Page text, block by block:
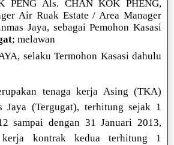
PENG Als. CHAN KOK PHENG,
Air Ruak Estate / Area Manager
Jaya, sebagai Pemohon Kasasi
; melawan
selaku Termohon Kasasi dahulu
tenaga kerja Asing (TKA)
Jaya (Tergugat), terhitung sejak 1
sampai dengan 31 Januari 2013,
kerja kontrak kedua terhitung 1